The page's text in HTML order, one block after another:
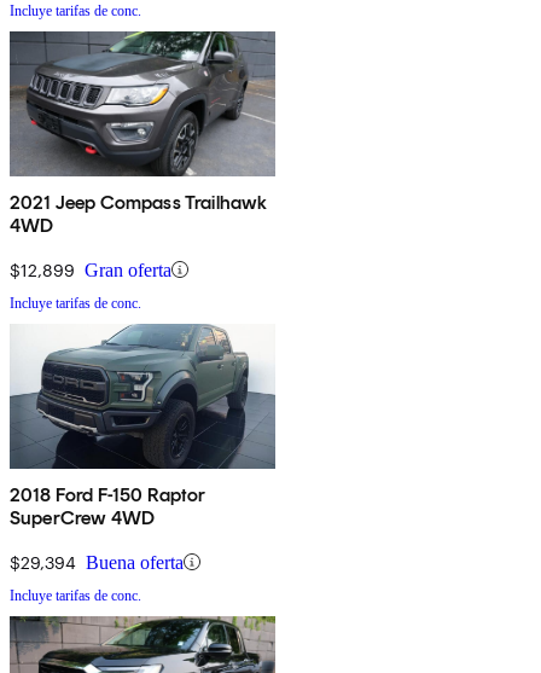
Incluye tarifas de conc.
2021 Jeep Compass Trailhawk
4WD
$12,899 Gran oferta
Incluye tarifas de conc.
2018 Ford F-150 Raptor
SuperCrew 4WD
$29,394 Buena oferta
Incluye tarifas de conc.